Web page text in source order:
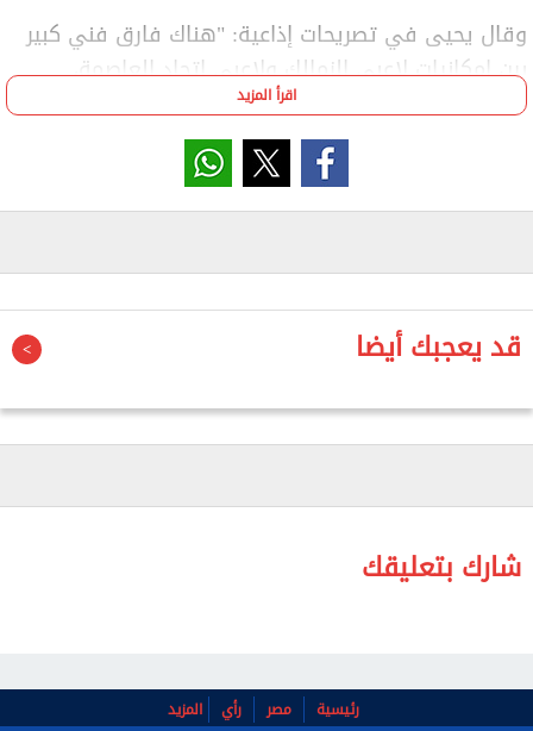
وقال يحيى في تصريحات إذاعية: "هناك فارق فني كبير
بين إمكانيات لاعبي الزمالك ولاعبي اتحاد العاصمة،
وإمكانيات لاعبي الزمالك أعلى بكثير".
وأضاف: "فريق اتحاد العاصمة في المتناول، والزمالك
خسر في مباراة الذهاب، لكنه قادر على التعويض في
وتابع: "حكم المباراة كان عادلًا بين الفريقين، وحكم
الفيديو هو من استدعى الحكم لوجود ركلة جزاء على
اقرأ المزيد
قد يعجبك أيضا
شارك بتعليقك
رئيسية مصر رأي المزيد